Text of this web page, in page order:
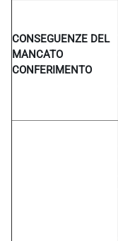
CONSEGUENZE DEL
MANCATO
CONFERIMENTO